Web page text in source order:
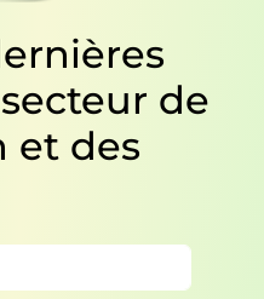
de
et des